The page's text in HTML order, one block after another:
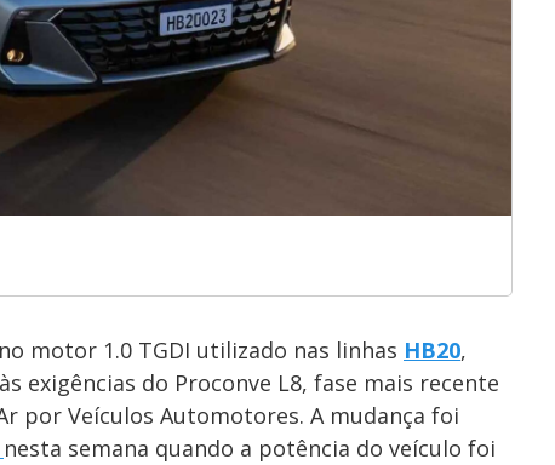
motor 1.0 TGDI utilizado nas linhas HB20,
exigências do Proconve L8, fase mais recente
por Veículos Automotores. A mudança foi
nesta semana quando a potência do veículo foi